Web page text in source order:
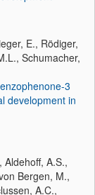
E., Rödiger,
Schumacher,
3
development in
Aldehoff, A.S.,
Bergen, M.,
A.C.,